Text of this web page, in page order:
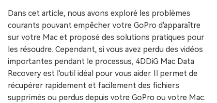
Dans cet article, nous avons exploré les problèmes
courants pouvant empêcher votre GoPro d'apparaître
sur votre Mac et proposé des solutions pratiques pour
les résoudre. Cependant, si vous avez perdu des vidéos
importantes pendant le processus, 4DDiG Mac Data
Recovery est l'outil idéal pour vous aider. Il permet de
récupérer rapidement et facilement des fichiers
supprimés ou perdus depuis votre GoPro ou votre Mac.